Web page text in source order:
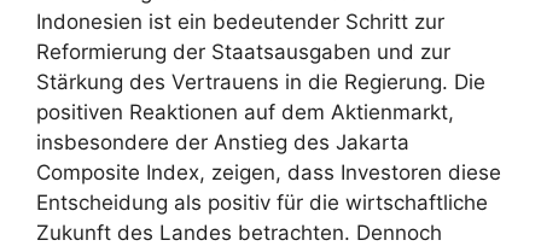
Indonesien ist ein bedeutender Schritt zur
Reformierung der Staatsausgaben und zur
Stärkung des Vertrauens in die Regierung. Die
positiven Reaktionen auf dem Aktienmarkt,
insbesondere der Anstieg des Jakarta
Composite Index, zeigen, dass Investoren diese
Entscheidung als positiv für die wirtschaftliche
Zukunft des Landes betrachten. Dennoch